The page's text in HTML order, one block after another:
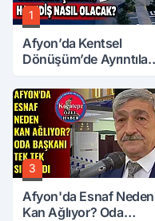
1
Afyon’da Kentsel
Dönüşüm’de Ayrıntılar
Nasıl Olacak?
3
Afyon'da Esnaf Neden
Kan Ağlıyor? Oda